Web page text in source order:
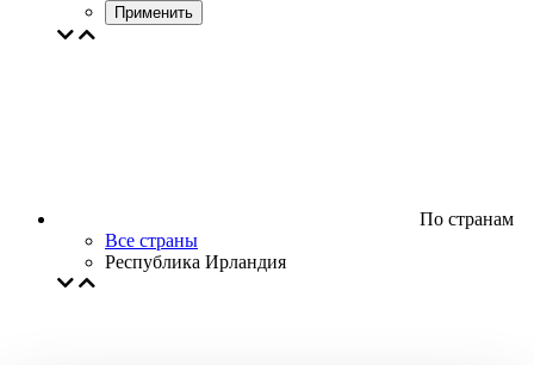
Применить
По странам
Все страны
Республика Ирландия